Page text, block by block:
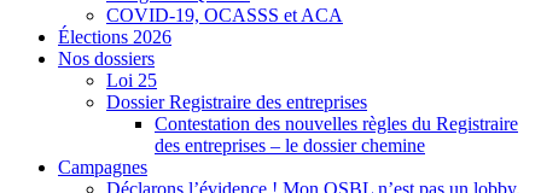
COVID-19, OCASSS et ACA
Élections 2026
Nos dossiers
Loi 25
Dossier Registraire des entreprises
Contestation des nouvelles règles du Registraire
des entreprises – le dossier chemine
Campagnes
Déclarons l’évidence ! Mon OSBL n’est pas un lobby.